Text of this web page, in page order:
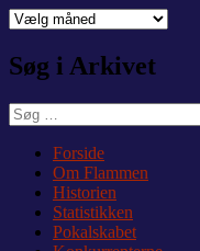
Nyhedsarkivet
Søg i Arkivet
Søg
efter:
Forside
Om Flammen
Historien
Statistikken
Pokalskabet